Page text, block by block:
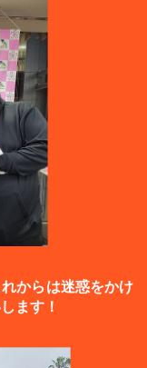
からは迷惑をかけ
ます！